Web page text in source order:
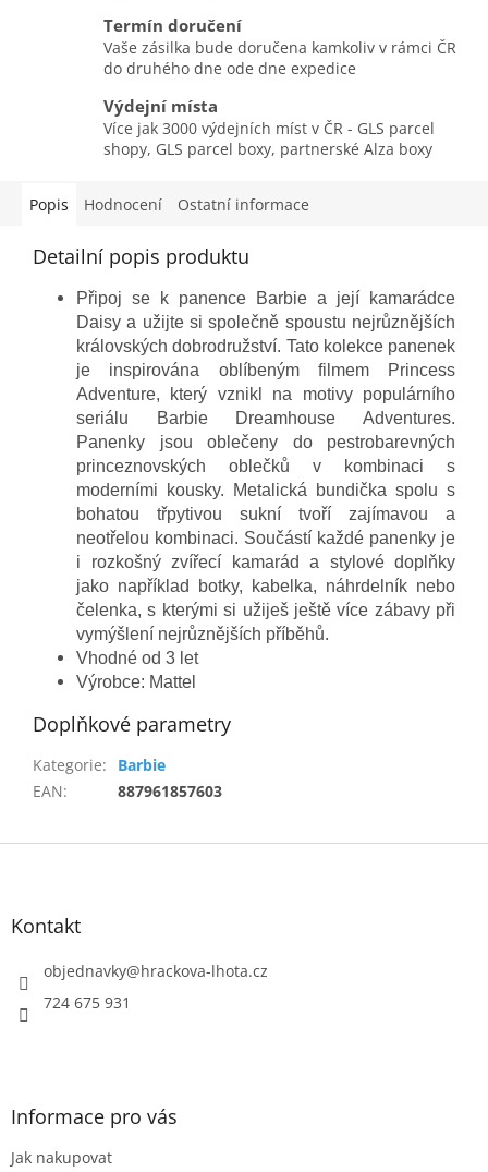
Termín doručení
Vaše zásilka bude doručena kamkoliv v rámci ČR
do druhého dne ode dne expedice
Výdejní místa
Více jak 3000 výdejních míst v ČR - GLS parcel
shopy, GLS parcel boxy, partnerské Alza boxy
Popis Hodnocení Ostatní informace
Detailní popis produktu
Připoj se k panence Barbie a její kamarádce
Daisy a užijte si společně spoustu nejrůznějších
královských dobrodružství. Tato kolekce panenek
je inspirována oblíbeným filmem Princess
Adventure, který vznikl na motivy populárního
seriálu Barbie Dreamhouse Adventures.
Panenky jsou oblečeny do pestrobarevných
princeznovských oblečků v kombinaci s
moderními kousky. Metalická bundička spolu s
bohatou třpytivou sukní tvoří zajímavou a
neotřelou kombinaci. Součástí každé panenky je
i rozkošný zvířecí kamarád a stylové doplňky
jako například botky, kabelka, náhrdelník nebo
čelenka, s kterými si užiješ ještě více zábavy při
vymýšlení nejrůznějších příběhů.
Vhodné od 3 let
Výrobce: Mattel
Doplňkové parametry
Kategorie:
Barbie
EAN: 887961857603
Z
Kontakt
objednavky@hrackova-lhota.cz
724 675 931
Informace pro vás
Jak nakupovat